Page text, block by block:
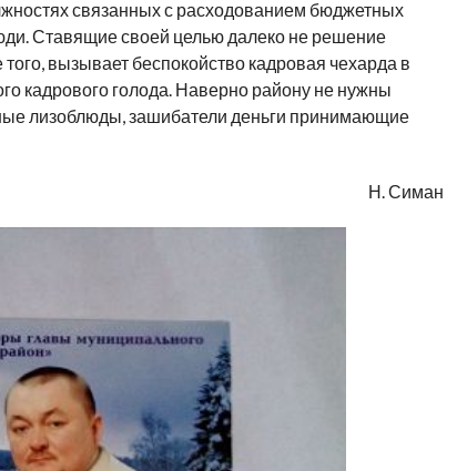
связанных с расходованием бюджетных
Ставящие своей целью далеко не решение
вызывает беспокойство кадровая чехарда в
кадрового голода. Наверно району не нужны
лизоблюды, зашибатели деньги принимающие
Н. Симан